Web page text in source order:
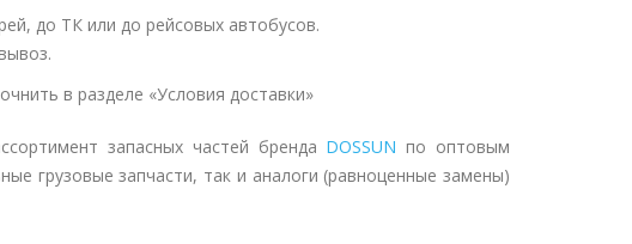
до ТК или до рейсовых автобусов.
в разделе «Условия доставки»
запасных частей бренда DOSSUN по оптовым
грузовые запчасти, так и аналоги (равноценные замены)